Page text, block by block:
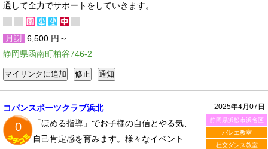
通して全力でサポートをしていきます。
月謝 6,500 円～
静岡県函南町柏谷746-2
2025年4月07日
静岡県浜松市浜名区
バレエ教室
社交ダンス教室
コパンスポーツクラブ浜北
0
「ほめる指導」でお子様の自信とやる気、
自己肯定感を育みます。様々なイベント